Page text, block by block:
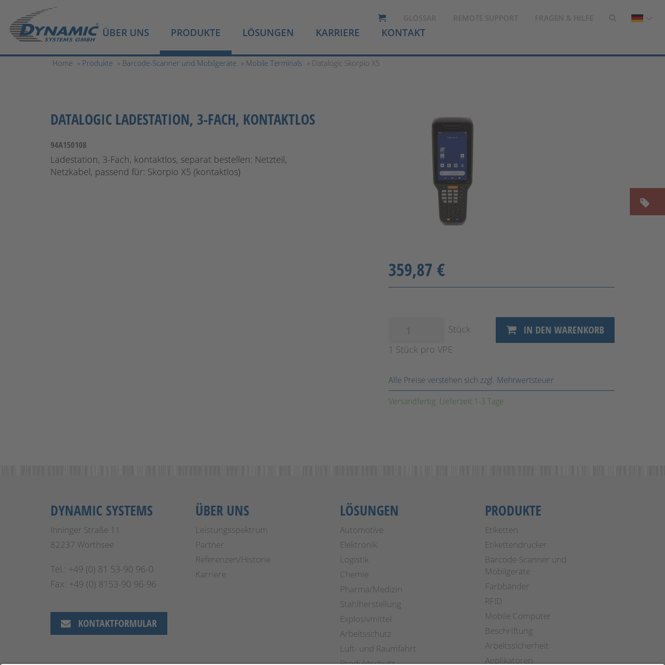
ÜBER UNS PRODUKTE LÖSUNGEN KARRIERE KONTAKT
Home » Produkte » Barcode-Scanner und Mobilgeräte » Mobile Terminals » Datalogic Skorpio X5
DATALOGIC LADESTATION, 3-FACH, KONTAKTLOS
94A150108
Ladestation, 3-Fach, kontaktlos, separat bestellen: Netzteil,
Netzkabel, passend für: Skorpio X5 (kontaktlos)
359,87 €
Stück IN DEN WARENKORB
1 Stück pro VPE
Alle Preise verstehen sich zzgl. Mehrwertsteuer
Versandfertig. Lieferzeit 1-3 Tage
DYNAMIC SYSTEMS
Inninger Straße 11
82237 Wörthsee
Tel.: +49 (0) 81 53-90 96-0
Fax: +49 (0) 8153-90 96-96
KONTAKTFORMULAR
ÜBER UNS
Leistungsspektrum
Partner
Referenzen/Historie
Karriere
LÖSUNGEN
Automotive
Elektronik
Logistik
Chemie
Pharma/Medizin
Stahlherstellung
Explosivmittel
Arbeitsschutz
Luft- und Raumfahrt
PRODUKTE
Etiketten
Etikettendrucker
Barcode-Scanner und
Mobilgeräte
Farbbänder
RFID
Mobile Computer
Beschriftung
Arbeitssicherheit
Applikatoren